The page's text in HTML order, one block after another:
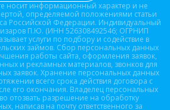
носит информационный характер и не
определяемой положениями статьи
Российской Федерации. Индивидуальный
П.Ю. (ИНН 526308492546; ОГРНИП
услуги по подбору и содействие в
займов. Сбор персональных данных
работы сайта, оформления заявок,
и рекламных материалов, звонков для
заявок. Хранение персональных данных
всего срока действия договора с
его окончания. Владелец персональных
отозвать разрешение на обработку
написав на почту ответственного за